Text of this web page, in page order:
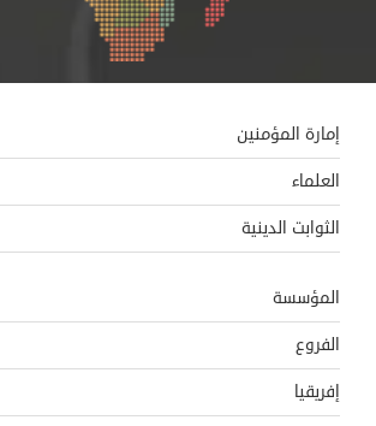
إمارة المؤمنين
العلماء
الثوابت الدينية
المؤسسة
الفروع
إفريقيا